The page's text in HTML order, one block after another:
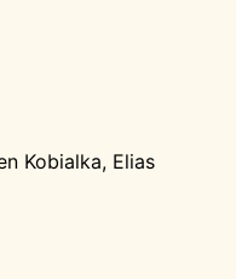
Kobialka, Elias